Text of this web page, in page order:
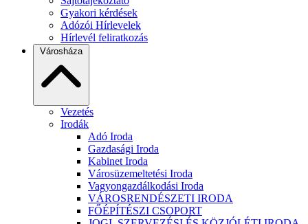
Gyakori kérdések
Adózói Hírlevelek
Hírlevél feliratkozás
Városháza
Vezetés
Irodák
Adó Iroda
Gazdasági Iroda
Kabinet Iroda
Városüzemeltetési Iroda
Vagyongazdálkodási Iroda
VÁROSRENDÉSZETI IRODA
FŐÉPÍTÉSZI CSOPORT